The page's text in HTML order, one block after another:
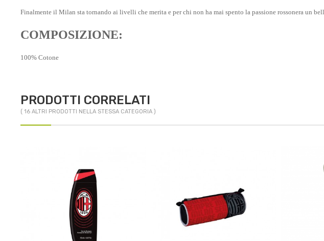
Finalmente il Milan sta tornando ai livelli che merita e per chi non ha mai spento la passione rossonera un
COMPOSIZIONE:
100% Cotone
PRODOTTI CORRELATI
( 16 ALTRI PRODOTTI NELLA STESSA CATEGORIA )